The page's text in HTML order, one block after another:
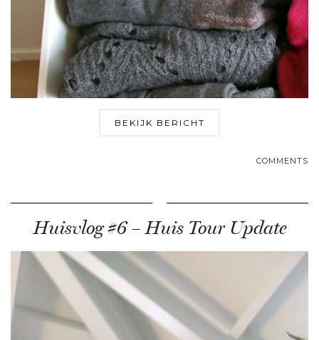
BEKIJK BERICHT
COMMENTS
Huisvlog #6 – Huis Tour Update